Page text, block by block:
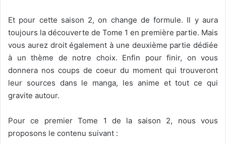
Et pour cette saison 2, on change de formule. Il y aura
toujours la découverte de Tome 1 en première partie. Mais
vous aurez droit également à une deuxième partie dédiée
à un thème de notre choix. Enfin pour finir, on vous
donnera nos coups de coeur du moment qui trouveront
leur sources dans le manga, les anime et tout ce qui
gravite autour.
Pour ce premier Tome 1 de la saison 2, nous vous
proposons le contenu suivant :